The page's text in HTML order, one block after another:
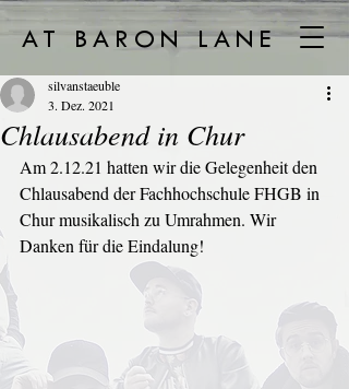
AT BARON LANE
Chlausabend in Chur
silvanstaeuble
3. Dez. 2021
Am 2.12.21 hatten wir die Gelegenheit den
Chlausabend der Fachhochschule FHGB in
Chur musikalisch zu Umrahmen. Wir
Danken für die Eindalung!